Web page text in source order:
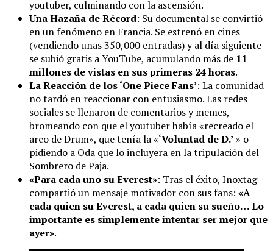
youtuber, culminando con la ascensión.
Una Hazaña de Récord: Su documental se convirtió
en un fenómeno en Francia. Se estrenó en cines
(vendiendo unas 350,000 entradas) y al día siguiente
se subió gratis a YouTube, acumulando más de 11
millones de vistas en sus primeras 24 horas.
La Reacción de los ‘One Piece Fans’: La comunidad
no tardó en reaccionar con entusiasmo. Las redes
sociales se llenaron de comentarios y memes,
bromeando con que el youtuber había «recreado el
arco de Drum», que tenía la «‘Voluntad de D.’ » o
pidiendo a Oda que lo incluyera en la tripulación del
Sombrero de Paja.
«Para cada uno su Everest»: Tras el éxito, Inoxtag
compartió un mensaje motivador con sus fans: «A
cada quien su Everest, a cada quien su sueño… Lo
importante es simplemente intentar ser mejor que
ayer».